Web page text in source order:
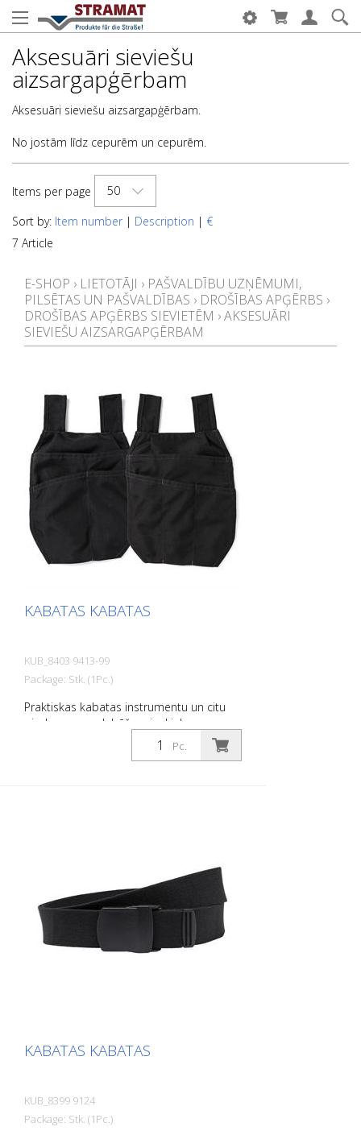
Aksesuāri sieviešu
aizsargapģērbam
Aksesuāri sieviešu aizsargapģērbam.
No jostām līdz cepurēm un cepurēm.
Items per page
50
Sort by: Item number | Description | €
7 Article
E-SHOP › LIETOTĀJI › PAŠVALDĪBU UZŅĒMUMI,
PILSĒTAS UN PAŠVALDĪBAS › DROŠĪBAS APĢĒRBS ›
DROŠĪBAS APĢĒRBS SIEVIETĒM ›AKSESUĀRI
SIEVIEŠU AIZSARGAPĢĒRBAM
KABATAS KABATAS
KUB_8403 9413-99
Package: Stk. (1Pc.)
Praktiskas kabatas instrumentu un citu
piederumu uzglabāšanai. - Liels
instrumentu nodalījums - Pievienotie
mazāki nodalījumi - cilpas praktiskai
Pc.
KABATAS KABATAS
KUB_8399 9124
Package: Stk. (1Pc.)